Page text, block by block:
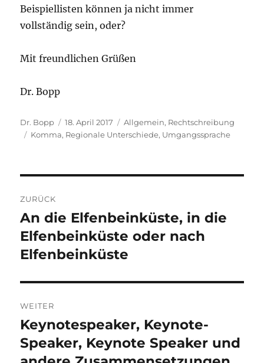
Beispiellisten können ja nicht immer
vollständig sein, oder?
Mit freundlichen Grüßen
Dr. Bopp
Autor
Dr. Bopp
Veröffentlicht
am
18. April 2017 Kategorien
Allgemein, Rechtschreibung
Schlagwörter
Komma, Regionale Unterschiede, Umgangssprache
ZURÜCK
Vorheriger
Beitrag:
An die Elfenbeinküste, in die
Elfenbeinküste oder nach
Elfenbeinküste
WEITER
Nächster
Beitrag:
Keynotespeaker, Keynote-
Speaker, Keynote Speaker und